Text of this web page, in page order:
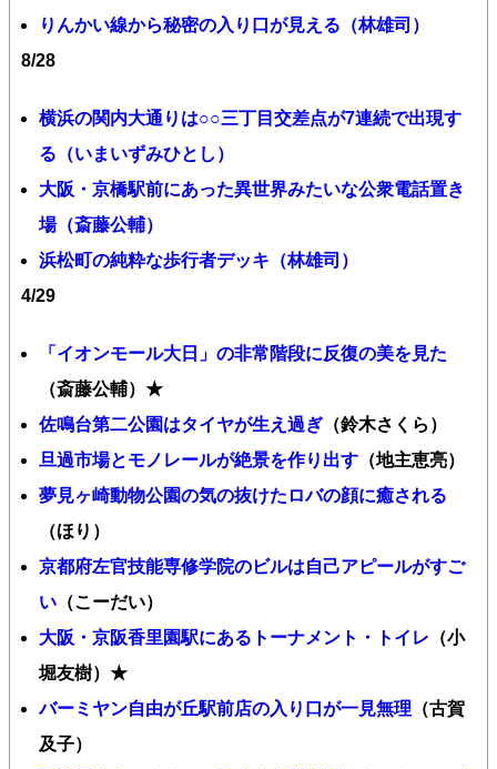
りんかい線から秘密の入り口が見える（林雄司）
8/28
横浜の関内大通りは○○三丁目交差点が7連続で出現す
る（いまいずみひとし）
大阪・京橋駅前にあった異世界みたいな公衆電話置き
場（斎藤公輔）
浜松町の純粋な歩行者デッキ（林雄司）
4/29
「イオンモール大日」の非常階段に反復の美を見た
（斎藤公輔）★
佐鳴台第二公園はタイヤが生え過ぎ （鈴木さくら）
旦過市場とモノレールが絶景を作り出す （地主恵亮）
夢見ヶ崎動物公園の気の抜けたロバの顔に癒される
（ほり）
京都府左官技能専修学院のビルは自己アピールがすご
い （こーだい）
大阪・京阪香里園駅にあるトーナメント・トイレ （小
堀友樹）★
バーミヤン自由が丘駅前店の入り口が一見無理 （古賀
及子）